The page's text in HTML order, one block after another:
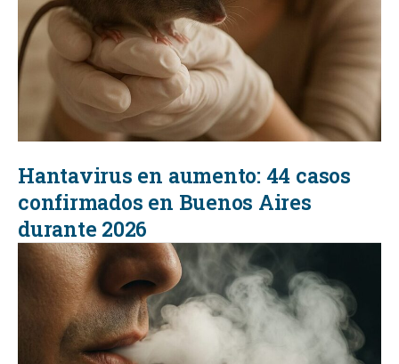
Hantavirus en aumento: 44 casos
confirmados en Buenos Aires
durante 2026